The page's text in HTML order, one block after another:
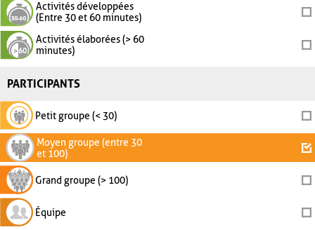
Activités développées
(Entre 30 et 60 minutes)
Activités élaborées (> 60
minutes)
PARTICIPANTS
Petit groupe (< 30)
Moyen groupe (entre 30
et 100)
Grand groupe (> 100)
Équipe